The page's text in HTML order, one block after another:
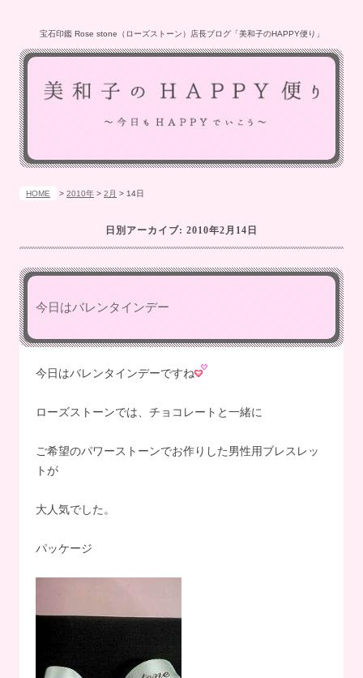
宝石印鑑 Rose stone（ローズストーン）店長ブログ「美和子のHAPPY便り」
HOME > 2010年 > 2月 > 14日
日別アーカイブ: 2010年2月14日
今日はバレンタインデー
今日はバレンタインデーですね
ローズストーンでは、チョコレートと一緒に
ご希望のパワーストーンでお作りした男性用ブレスレッ
トが
大人気でした。
パッケージ